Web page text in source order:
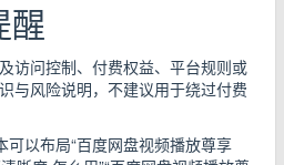
醒
访问控制、付费权益、平台规则或
与风险说明，不建议用于绕过付费
可以布局“百度网盘视频播放尊享